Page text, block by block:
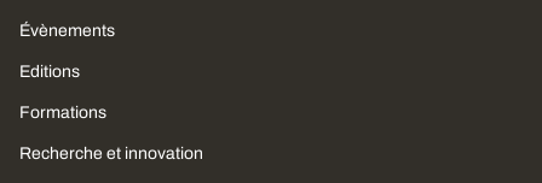
Évènements
Editions
Formations
Recherche et innovation